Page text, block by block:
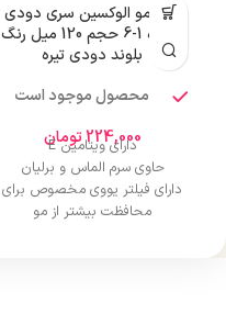
رنگ مو الوکسین سری دودی
شماره 1-6 حجم 120 میل رنگ
بلوند دودی تیره
محصول موجود است
224,000تومان
دارای ویتامین E
حاوی سرم الماس و برلیان
دارای فیلتر یووی مخصوص برای
محافظت بیشتر از مو